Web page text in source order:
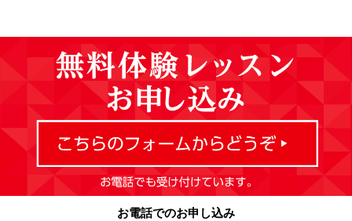
お電話でのお申し込み